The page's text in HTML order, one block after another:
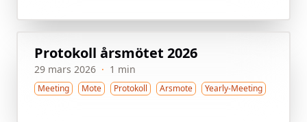
Protokoll årsmötet 2026
29 mars 2026 · 1 min
Meeting Mote Protokoll Arsmote Yearly-Meeting